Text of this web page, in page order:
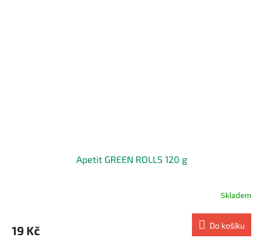
Apetit GREEN ROLLS 120 g
Skladem
19 Kč Do košíku